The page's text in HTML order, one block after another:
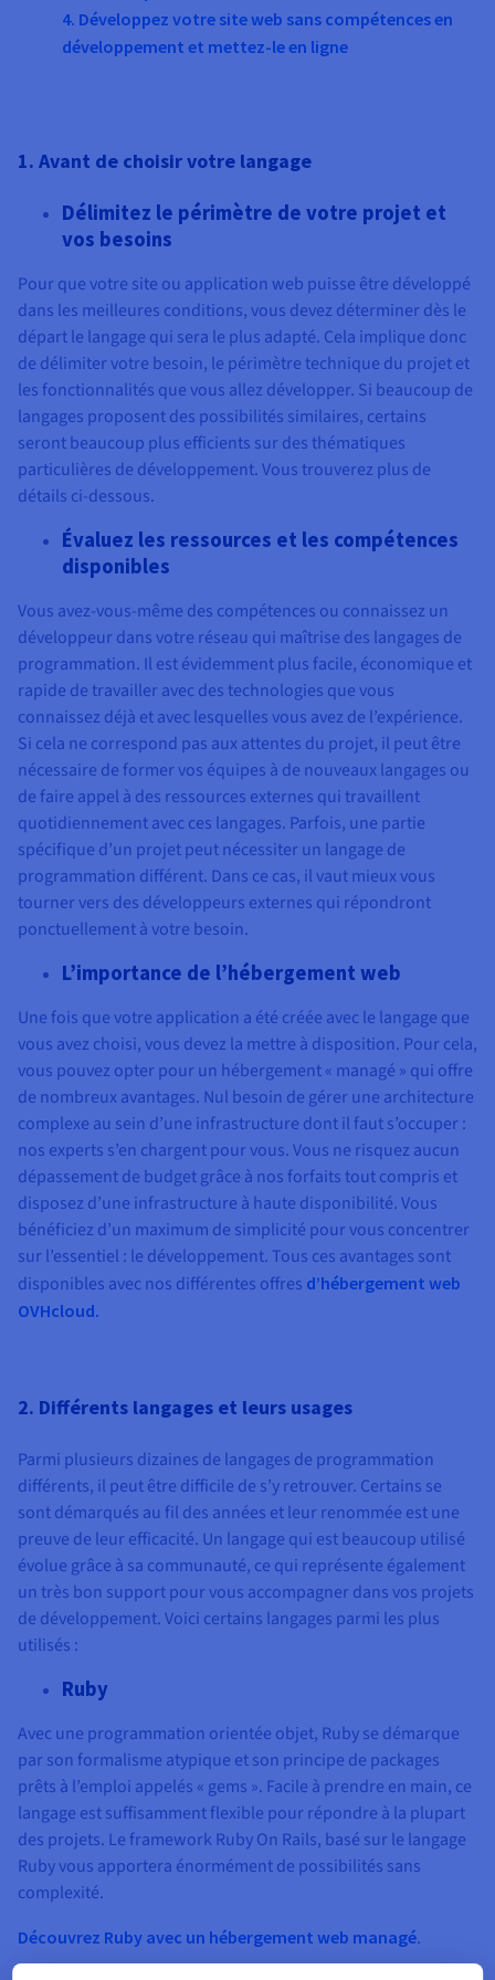
Disponibilités par régions
Roadmap & Changelog
Roadmap & Changelog
4. Développez votre site web sans compétences en
développement et mettez-le en ligne
1. Avant de choisir votre langage
Délimitez le périmètre de votre projet et
vos besoins
Pour que votre site ou application web puisse être développé
dans les meilleures conditions, vous devez déterminer dès le
départ le langage qui sera le plus adapté. Cela implique donc
de délimiter votre besoin, le périmètre technique du projet et
les fonctionnalités que vous allez développer. Si beaucoup de
langages proposent des possibilités similaires, certains
seront beaucoup plus efficients sur des thématiques
particulières de développement. Vous trouverez plus de
détails ci-dessous.
Évaluez les ressources et les compétences
disponibles
Vous avez-vous-même des compétences ou connaissez un
développeur dans votre réseau qui maîtrise des langages de
programmation. Il est évidemment plus facile, économique et
rapide de travailler avec des technologies que vous
connaissez déjà et avec lesquelles vous avez de l’expérience.
Si cela ne correspond pas aux attentes du projet, il peut être
nécessaire de former vos équipes à de nouveaux langages ou
de faire appel à des ressources externes qui travaillent
quotidiennement avec ces langages. Parfois, une partie
spécifique d’un projet peut nécessiter un langage de
programmation différent. Dans ce cas, il vaut mieux vous
tourner vers des développeurs externes qui répondront
ponctuellement à votre besoin.
L’importance de l’hébergement web
Une fois que votre application a été créée avec le langage que
vous avez choisi, vous devez la mettre à disposition. Pour cela,
vous pouvez opter pour un hébergement « managé » qui offre
de nombreux avantages. Nul besoin de gérer une architecture
complexe au sein d’une infrastructure dont il faut s’occuper :
nos experts s’en chargent pour vous. Vous ne risquez aucun
dépassement de budget grâce à nos forfaits tout compris et
disposez d’une infrastructure à haute disponibilité. Vous
bénéficiez d’un maximum de simplicité pour vous concentrer
sur l’essentiel : le développement. Tous ces avantages sont
disponibles avec nos différentes offres d’hébergement web
OVHcloud.
2. Différents langages et leurs usages
Parmi plusieurs dizaines de langages de programmation
différents, il peut être difficile de s’y retrouver. Certains se
sont démarqués au fil des années et leur renommée est une
preuve de leur efficacité. Un langage qui est beaucoup utilisé
évolue grâce à sa communauté, ce qui représente également
un très bon support pour vous accompagner dans vos projets
de développement. Voici certains langages parmi les plus
utilisés :
Ruby
Avec une programmation orientée objet, Ruby se démarque
par son formalisme atypique et son principe de packages
prêts à l’emploi appelés « gems ». Facile à prendre en main, ce
langage est suffisamment flexible pour répondre à la plupart
des projets. Le framework Ruby On Rails, basé sur le langage
Ruby vous apportera énormément de possibilités sans
complexité.
Découvrez Ruby avec un hébergement web managé.